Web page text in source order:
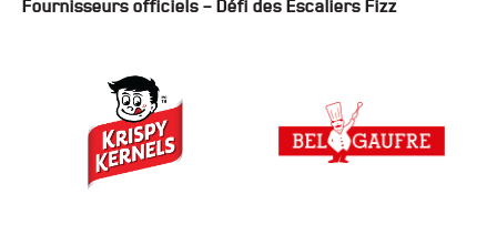
Fournisseurs officiels – Défi des Escaliers Fizz